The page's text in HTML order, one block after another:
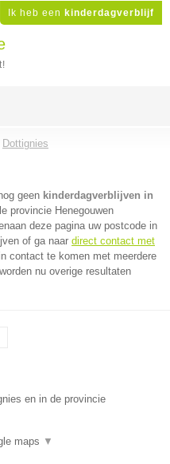
Ik heb een kinderdagverblijf
Dottignies
geen kinderdagverblijven in
provincie Henegouwen
deze pagina uw postcode in
of ga naar direct contact met
contact te komen met meerdere
nu overige resultaten
en in de provincie
maps ▼